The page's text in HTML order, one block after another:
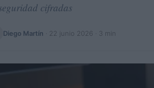
cifradas
Diego Martín 22 junio 2026 · 3 min